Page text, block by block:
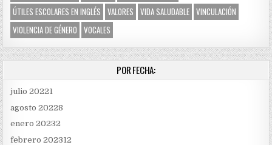
ÚTILES ESCOLARES EN INGLÉS
VALORES VIDA SALUDABLE VINCULACIÓN
VIOLENCIA DE GÉNERO
VOCALES
POR FECHA:
julio 20221
agosto 20228
enero 20232
febrero 202312